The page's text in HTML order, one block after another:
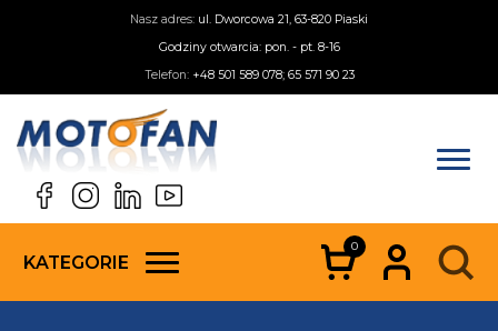
Nasz adres: ul. Dworcowa 21, 63-820 Piaski
Godziny otwarcia: pon. - pt. 8-16
Telefon: +48 501 589 078; 65 571 90 23
KATEGORIE
0